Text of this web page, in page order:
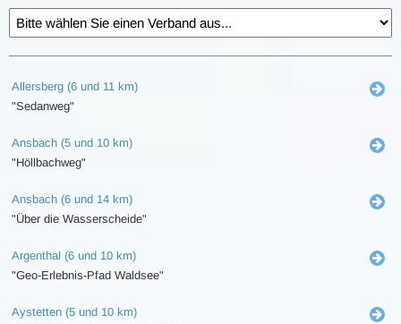
Allersberg (6 und 11 km)
"Sedanweg"
Ansbach (5 und 10 km)
"Höllbachweg"
Ansbach (6 und 14 km)
"Über die Wasserscheide"
Argenthal (6 und 10 km)
"Geo-Erlebnis-Pfad Waldsee"
Aystetten (5 und 10 km)